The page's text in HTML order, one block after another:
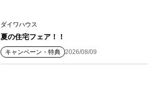
ダイワハウス
夏の住宅フェア！！
キャンペーン・特典 2026/08/09